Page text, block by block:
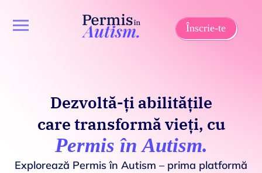
Înscrie-te
Dezvoltă-ți abilitățile
care transformă vieți, cu
Permis în Autism.
Explorează Permis în Autism – prima platformă